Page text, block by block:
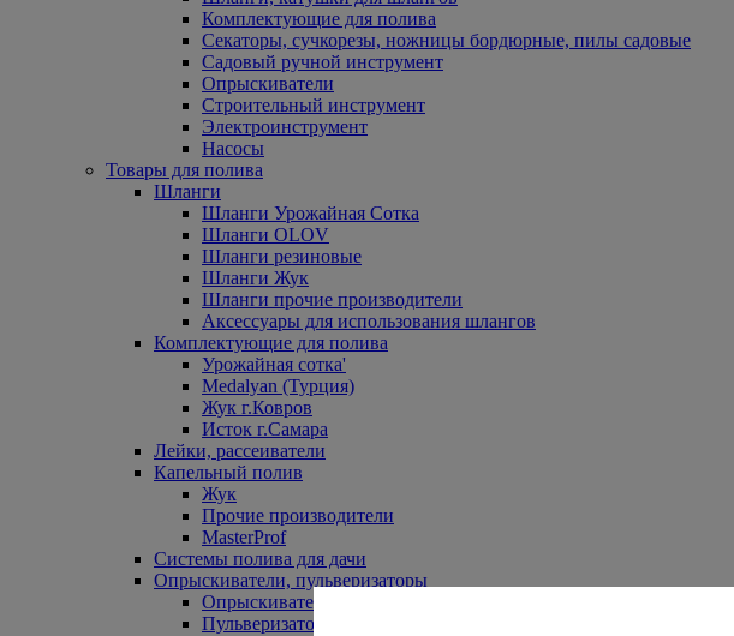
Комплектующие для полива
Секаторы, сучкорезы, ножницы бордюрные, пилы садовые
Садовый ручной инструмент
Опрыскиватели
Строительный инструмент
Электроинструмент
Насосы
Товары для полива
Шланги
Шланги Урожайная Сотка
Шланги OLOV
Шланги резиновые
Шланги Жук
Шланги прочие производители
Аксессуары для использования шлангов
Комплектующие для полива
Урожайная сотка'
Medalyan (Турция)
Жук г.Ковров
Исток г.Самара
Лейки, рассеиватели
Капельный полив
Жук
Прочие производители
MasterProf
Системы полива для дачи
Опрыскиватели, пульверизаторы
Опрыскиватели аккумуляторные
Пульверизаторы прочие